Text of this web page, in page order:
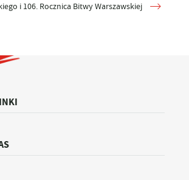
i 106. Rocznica Bitwy Warszawskiej